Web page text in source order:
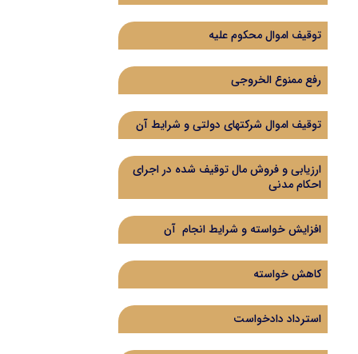
توقیف اموال محکوم علیه
رفع ممنوع الخروجی
توقیف اموال شرکتهای دولتی و شرایط آن
ارزیابی و فروش مال توقیف شده در اجرای
احکام مدنی
افزایش خواسته و شرایط انجام آن
کاهش خواسته
استرداد دادخواست